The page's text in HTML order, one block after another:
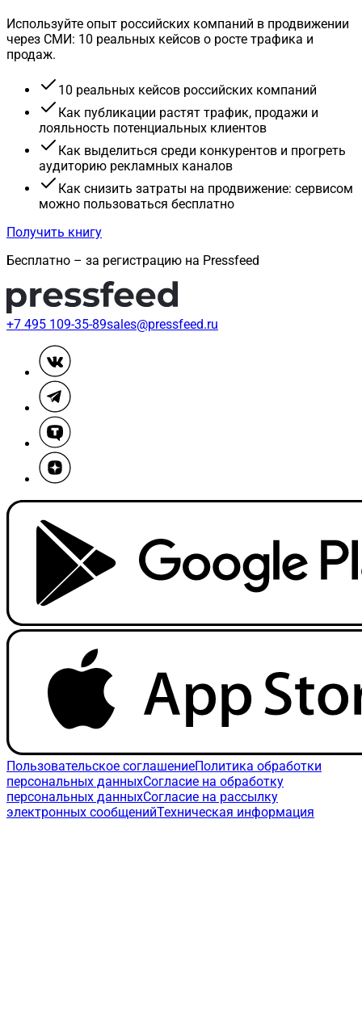
Используйте опыт российских компаний в продвижении
через СМИ: 10 реальных кейсов о росте трафика и
продаж.
10 реальных кейсов российских компаний
Как публикации растят трафик, продажи и
лояльность потенциальных клиентов
Как выделиться среди конкурентов и прогреть
аудиторию рекламных каналов
Как снизить затраты на продвижение: сервисом
можно пользоваться бесплатно
Получить книгу
Бесплатно – за регистрацию на Pressfeed
+7 495 109-35-89sales@pressfeed.ru
Пользовательское соглашениеПолитика обработки
персональных данныхСогласие на обработку
персональных данныхСогласие на рассылку
электронных сообщенийТехническая информация